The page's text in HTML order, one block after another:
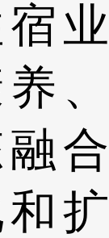
业
、
合
扩